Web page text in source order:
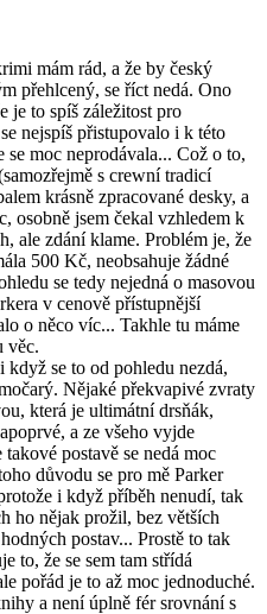
mám rád, a že by český
přehlcený, se říct nedá. Ono
je to spíš záležitost pro
nejspíš přistupovalo i k této
moc neprodávala... Což o to,
s crewní tradicí
krásně zpracované desky, a
osobně jsem čekal vzhledem k
ale zdání klame. Problém je, že
500 Kč, neobsahuje žádné
se tedy nejedná o masovou
v cenově přístupnější
o něco víc... Takhle tu máme
věc.
když se to od pohledu nezdá,
Nějaké překvapivé zvraty
která je ultimátní drsňák,
a ze všeho vyjde
postavě se nedá moc
důvodu se pro mě Parker
i když příběh nenudí, tak
ho nějak prožil, bez větších
postav... Prostě to tak
to, že se sem tam střídá
pořád je to až moc jednoduché.
a není úplně fér srovnání s